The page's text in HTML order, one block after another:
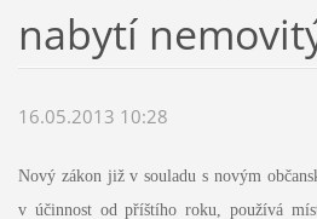
nabytí
16.05.2013 10:28
Nový zákon již v souladu s novým
v účinnost od příštího roku, používá